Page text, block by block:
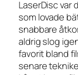
LaserDisc var
som lovade
snabbare
aldrig slog
favorit bland
senare